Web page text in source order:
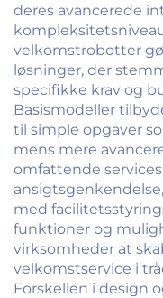
deres avancerede
velkomstrobotter
løsninger, der
specifikke krav og
Basismodeller
til simple opgaver
mens mere
omfattende
med
funktioner og
virksomheder at
velkomstservice i
Forskellen i design